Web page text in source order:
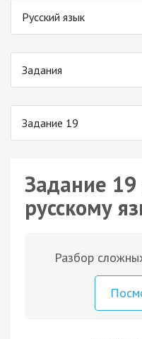
Русский язык
Задания
Задание 19
Задание 19
русскому
Разбор